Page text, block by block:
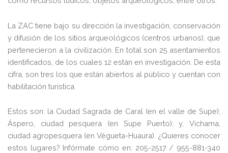
La ZAC tiene bajo su dirección la investigación, conservación
y difusión de los sitios arqueológicos (centros urbanos), que
pertenecieron a la civilización. En total son 25 asentamientos
identificados, de los cuales 12 están en investigación. De esta
cifra, son tres los que están abiertos al público y cuentan con
habilitación turística.
Estos son: la Ciudad Sagrada de Caral (en el valle de Supe);
Áspero, ciudad pesquera (en Supe Puerto); y, Vichama,
ciudad agropesquera (en Végueta-Huaura). ¿Quieres conocer
estos lugares? Infórmate cómo en: 205-2517 / 955-881-340